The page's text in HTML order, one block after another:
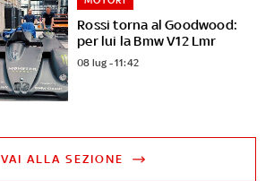
Rossi torna al Goodwood:
per lui la Bmw V12 Lmr
08 lug - 11:42
VAI ALLA SEZIONE